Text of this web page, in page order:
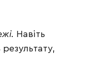
Навіть